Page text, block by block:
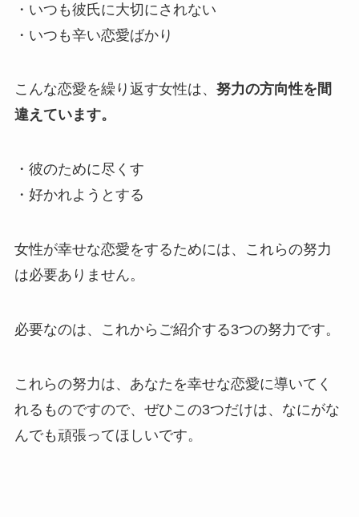
・いつも彼氏に大切にされない
・いつも辛い恋愛ばかり
こんな恋愛を繰り返す女性は、努力の方向性を間
違えています。
・彼のために尽くす
・好かれようとする
女性が幸せな恋愛をするためには、これらの努力
は必要ありません。
必要なのは、これからご紹介する3つの努力です。
これらの努力は、あなたを幸せな恋愛に導いてく
れるものですので、ぜひこの3つだけは、なにがな
んでも頑張ってほしいです。